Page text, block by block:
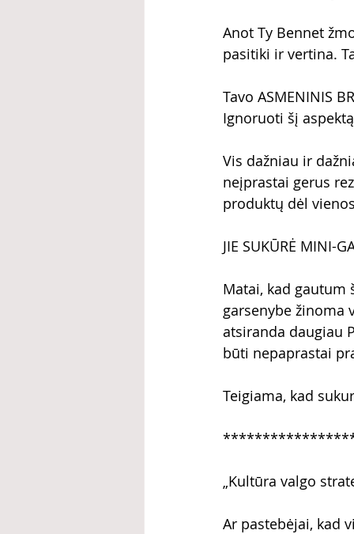
Anot Ty Bennet
pasitiki ir vertina.
Tavo ASMENINIS
Ignoruoti šį
Vis dažniau ir
neįprastai gerus
produktų dėl
JIE SUKŪRĖ MINI-
Matai, kad
garsenybe žinoma
atsiranda daugiau
būti nepaprastai
Teigiama, kad
„Kultūra valgo
Ar pastebėjai, kad